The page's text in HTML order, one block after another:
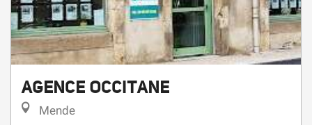
AGENCE OCCITANE
Mende